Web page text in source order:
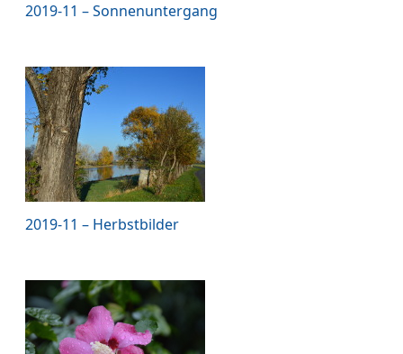
2019-11 – Sonnenuntergang
2019-11 – Herbstbilder